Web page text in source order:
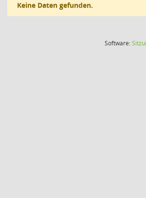
Keine Daten gefunden.
Software: